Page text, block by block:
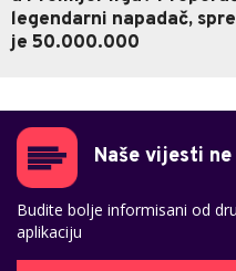
legendarni napadač,
je 50.000.000
Naše vijesti
Budite bolje informisani od
aplikaciju